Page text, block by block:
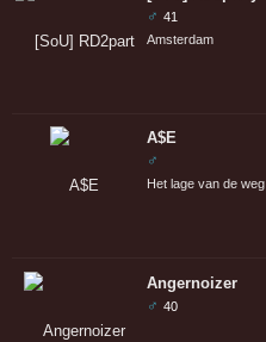
♂ 41
Amsterdam
A$E
♂
Het lage van de weg
Angernoizer
♂ 40